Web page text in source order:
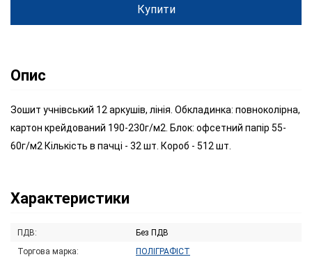
Купити
Опис
Зошит учнівський 12 аркушів, лінія. Обкладинка: повноколірна,
картон крейдований 190-230г/м2. Блок: офсетний папір 55-
60г/м2 Кількість в пачці - 32 шт. Короб - 512 шт.
Характеристики
ПДВ:
Без ПДВ
Торгова марка:
ПОЛІГРАФІСТ